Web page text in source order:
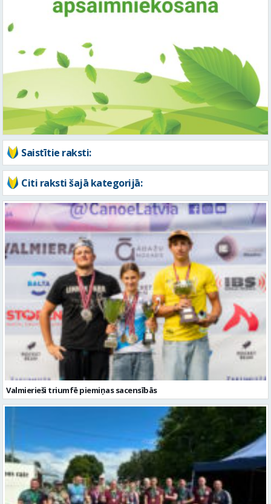
Saistītie raksti:
Citi raksti šajā kategorijā:
Valmierieši triumfē piemiņas sacensībās